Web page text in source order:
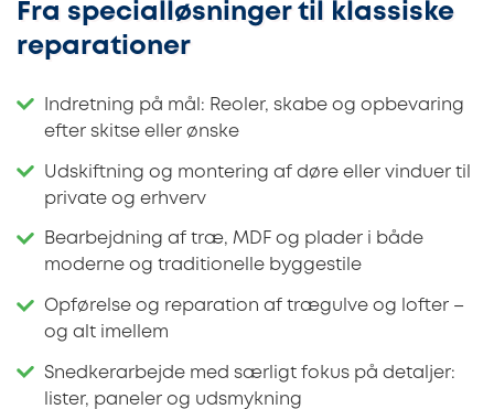
Fra specialløsninger til klassiske
reparationer
Indretning på mål: Reoler, skabe og opbevaring
efter skitse eller ønske
Udskiftning og montering af døre eller vinduer til
private og erhverv
Bearbejdning af træ, MDF og plader i både
moderne og traditionelle byggestile
Opførelse og reparation af trægulve og lofter –
og alt imellem
Snedkerarbejde med særligt fokus på detaljer:
lister, paneler og udsmykning